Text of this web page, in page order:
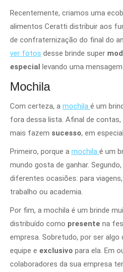
Recentemente, criamos uma
alimentos Ceratti distribuir aos
de confraternização do final do
ver fotos desse brinde super
especial levando uma
Mochila
Com certeza, a mochila é um
fora dessa lista. Afinal de
mais fazem sucesso, em
Primeiro, porque a mochila é um
mundo gosta de ganhar.
diferentes ocasiões: para
trabalho ou academia.
Por fim, a mochila é um brinde
distribuído como presente na
empresa. Sobretudo, por ser algo
equipe e exclusivo para ela. Em
colaboradores da sua empresa